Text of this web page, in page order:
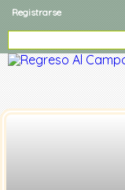
Registrarse